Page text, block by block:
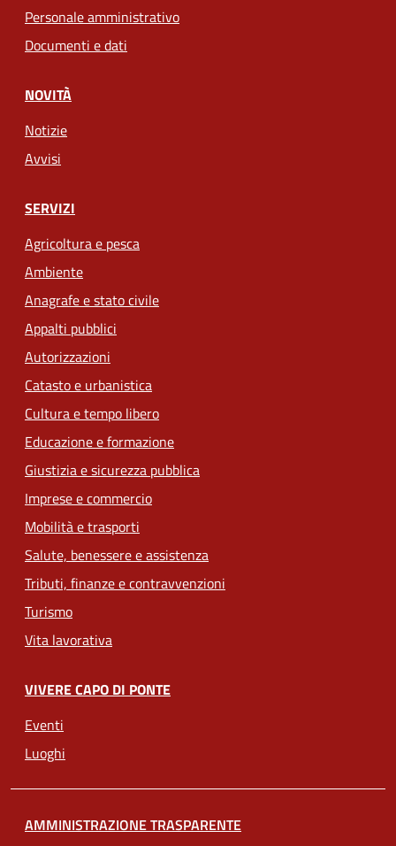
Personale amministrativo
Documenti e dati
NOVITÀ
Notizie
Avvisi
SERVIZI
Agricoltura e pesca
Ambiente
Anagrafe e stato civile
Appalti pubblici
Autorizzazioni
Catasto e urbanistica
Cultura e tempo libero
Educazione e formazione
Giustizia e sicurezza pubblica
Imprese e commercio
Mobilità e trasporti
Salute, benessere e assistenza
Tributi, finanze e contravvenzioni
Turismo
Vita lavorativa
VIVERE CAPO DI PONTE
Eventi
Luoghi
AMMINISTRAZIONE TRASPARENTE